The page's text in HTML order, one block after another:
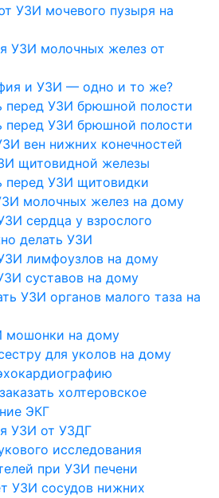
УЗИ мочевого пузыря на
УЗИ молочных желез от
и УЗИ — одно и то же?
перед УЗИ брюшной полости
перед УЗИ брюшной полости
вен нижних конечностей
щитовидной железы
перед УЗИ щитовидки
молочных желез на дому
сердца у взрослого
делать УЗИ
лимфоузлов на дому
суставов на дому
УЗИ органов малого таза на
мошонки на дому
для уколов на дому
холтеровское
ЭКГ
УЗИ от УЗДГ
исследования
при УЗИ печени
УЗИ сосудов нижних